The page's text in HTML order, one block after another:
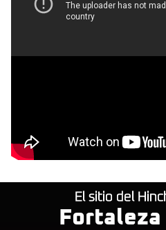
El sitio del